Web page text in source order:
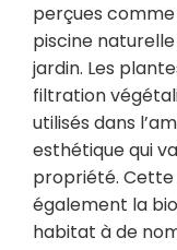
perçues
piscine
jardin. Les
filtration
utilisés dans
esthétique qui
propriété.
également la
habitat à de